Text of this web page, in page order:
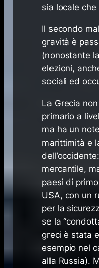
sia locale
Il secondo
gravità è
(nonostante
elezioni,
sociali ed
La Grecia
primario a
ma ha un
marittimità e
mercantile,
paesi di
USA, con un
per la
se la
greci è stata
esempio nel
alla Russia).